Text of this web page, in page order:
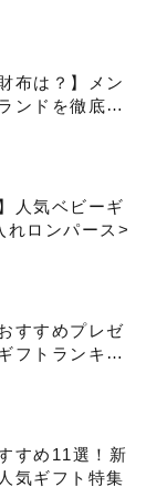
布は？】メン
ンドを徹底紹
人気ベビーギ
れロンパース>
すすめプレゼ
フトランキン
すめ11選！新
気ギフト特集